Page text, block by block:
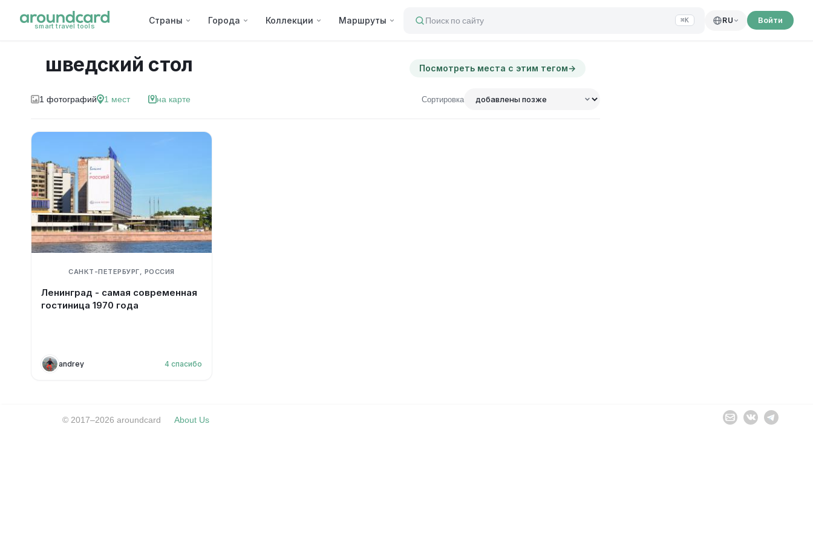
smart travel tools
Страны Города Коллекции Маршруты Поиск по сайту ⌘K RU Войти
шведский стол Посмотреть места с этим тегом→
1 фотографий 1 мест на карте Сортировка
САНКТ-ПЕТЕРБУРГ, РОССИЯ
Ленинград - самая современная
гостиница 1970 года
andrey 4 спасибо
© 2017–2026 aroundcard About Us